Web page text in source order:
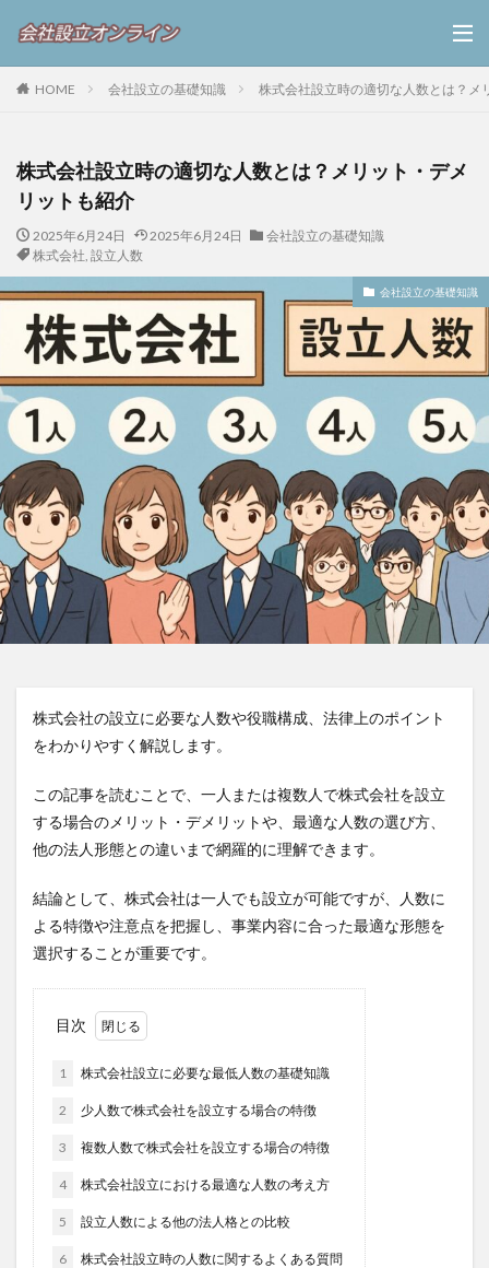
HOME 会社設立の基礎知識 株式会社設立時の適切な人数とは？メ
株式会社設立時の適切な人数とは？メリット・デメ
リットも紹介
2025年6月24日 2025年6月24日
会社設立の基礎知識
株式会社, 設立人数
会社設立の基礎知識
株式会社の設立に必要な人数や役職構成、法律上のポイント
をわかりやすく解説します。
この記事を読むことで、一人または複数人で株式会社を設立
する場合のメリット・デメリットや、最適な人数の選び方、
他の法人形態との違いまで網羅的に理解できます。
結論として、株式会社は一人でも設立が可能ですが、人数に
よる特徴や注意点を把握し、事業内容に合った最適な形態を
選択することが重要です。
目次
1 株式会社設立に必要な最低人数の基礎知識
2 少人数で株式会社を設立する場合の特徴
3 複数人数で株式会社を設立する場合の特徴
4 株式会社設立における最適な人数の考え方
5 設立人数による他の法人格との比較
6 株式会社設立時の人数に関するよくある質問